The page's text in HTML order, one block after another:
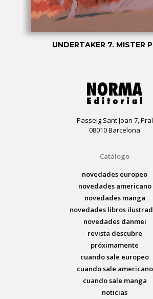
UNDERTAKER 7. MISTER
Passeig Sant Joan 7, Pral
08010 Barcelona
Catálogo
novedades europeo
novedades americano
novedades manga
novedades libros
novedades danmei
revista descubre
próximamente
cuando sale europeo
cuando sale americano
cuando sale manga
noticias